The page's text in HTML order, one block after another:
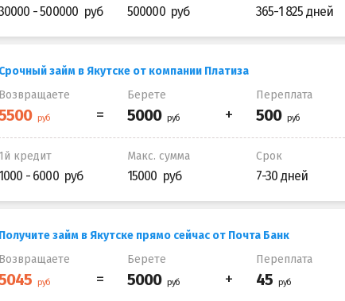
- 500000 500000 365-1 825 дней
Срочный займ в Якутске от компании Платиза
Возвращаете
Берете Переплата
1й кредит
1000 - 6000
Макс. сумма
15000
Срок
7-30 дней
Получите займ в Якутске прямо сейчас от Почта Банк
Возвращаете
Берете Переплата